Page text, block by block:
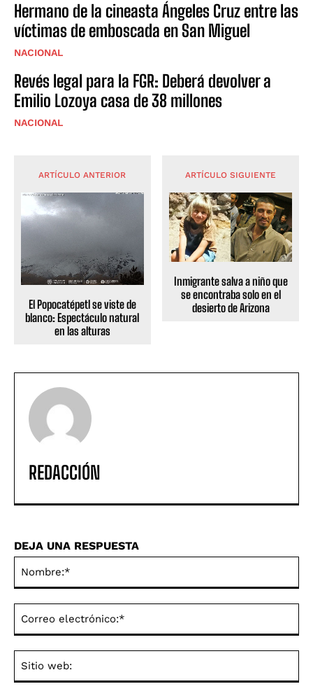
Hermano de la cineasta Ángeles Cruz entre las
víctimas de emboscada en San Miguel
NACIONAL
Revés legal para la FGR: Deberá devolver a
Emilio Lozoya casa de 38 millones
NACIONAL
ARTÍCULO ANTERIOR
El Popocatépetl se viste de
blanco: Espectáculo natural
en las alturas
ARTÍCULO SIGUIENTE
Inmigrante salva a niño que
se encontraba solo en el
desierto de Arizona
REDACCIÓN
DEJA UNA RESPUESTA